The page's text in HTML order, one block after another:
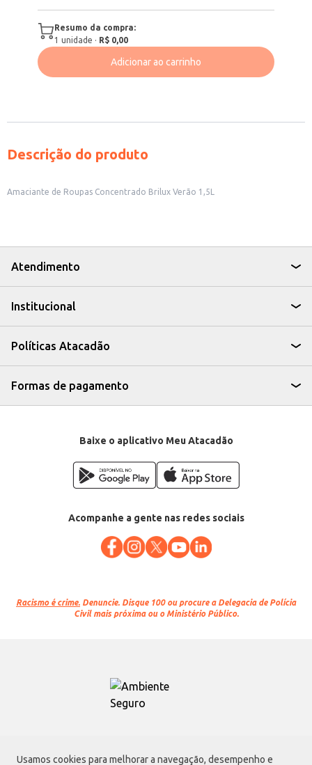
Usamos cookies para melhorar a navegação, desempenho e
Resumo da compra:
1 unidade · R$ 0,00
Adicionar ao carrinho
Descrição do produto
Amaciante de Roupas Concentrado Brilux Verão 1,5L
Atendimento
Institucional
Políticas Atacadão
Formas de pagamento
Baixe o aplicativo Meu Atacadão
Acompanhe a gente nas redes sociais
Racismo é crime. Denuncie. Disque 100 ou procure a Delegacia de Polícia
Civil mais próxima ou o Ministério Público.
Atacadão S.A.